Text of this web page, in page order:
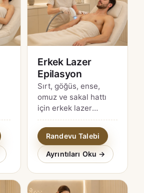
Erkek Lazer
Epilasyon
Sırt, göğüs, ense,
omuz ve sakal hattı
için erkek lazer
epilasyon planı;
mahremiyet, hazırlık
ve beklenti rehberi.
Randevu Talebi
Ayrıntıları Oku →